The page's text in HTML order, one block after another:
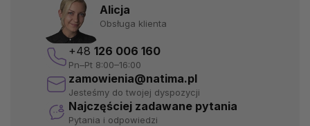
Alicja
Obsługa klienta
+48 126 006 160
Pn–Pt 8:00–16:00
zamowienia@natima.pl
Jesteśmy do twojej dyspozycji
Najczęściej zadawane pytania
Pytania i odpowiedzi